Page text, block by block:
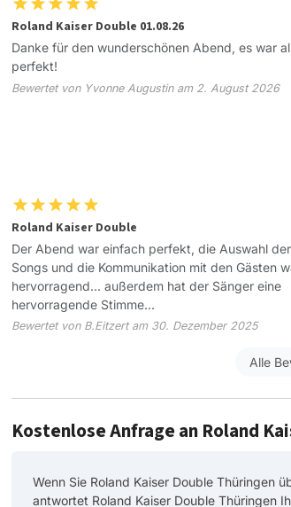
Roland Kaiser Double 01.08.26
Danke für den wunderschönen Abend, es war
perfekt!
Bewertet von Yvonne Augustin am 2. August 2026
Roland Kaiser Double
Der Abend war einfach perfekt, die Auswahl der
Songs und die Kommunikation mit den Gästen
hervorragend... außerdem hat der Sänger eine
hervorragende Stimme...
Bewertet von B.Eitzert am 30. Dezember 2025
Alle
Kostenlose Anfrage an Roland
Wenn Sie Roland Kaiser Double Thüringen
antwortet Roland Kaiser Double Thüringen